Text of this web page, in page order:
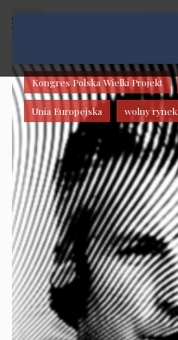
Kongres Polska Wielki Projekt
Unia Europejska wolny rynek